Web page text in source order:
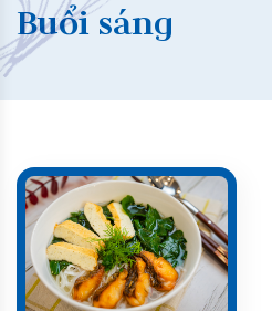
Buổi sáng